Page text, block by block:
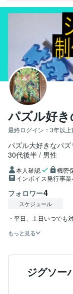
パズル好
最終ログイン： 3年以上
パズル大好きなパズ
30代後半
男性
本人確認 機密
インボイス発行事
フォロワー4
スケジュール
もっと見る
ジグソー